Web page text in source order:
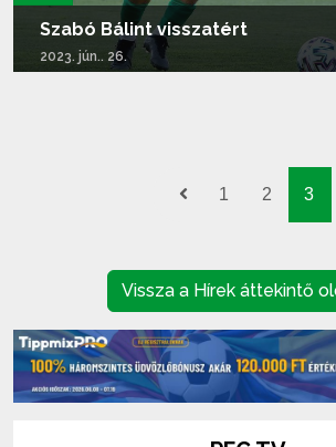
Szabó Bálint visszatért
2023. jún.. 26.
1 2 3
Vissza a Hírek áttekintő